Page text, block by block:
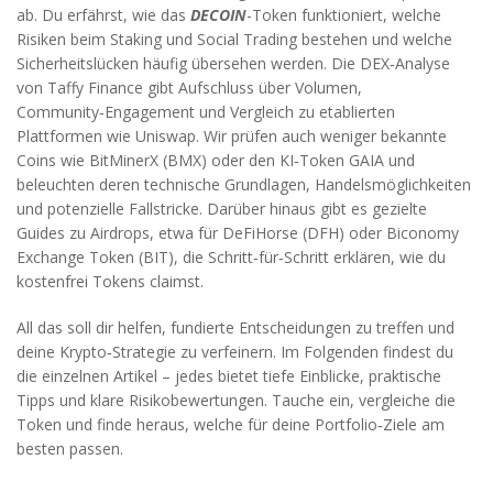
ab. Du erfährst, wie das DECOIN-Token funktioniert, welche
Risiken beim Staking und Social Trading bestehen und welche
Sicherheitslücken häufig übersehen werden. Die DEX‑Analyse
von Taffy Finance gibt Aufschluss über Volumen,
Community‑Engagement und Vergleich zu etablierten
Plattformen wie Uniswap. Wir prüfen auch weniger bekannte
Coins wie BitMinerX (BMX) oder den KI‑Token GAIA und
beleuchten deren technische Grundlagen, Handelsmöglichkeiten
und potenzielle Fallstricke. Darüber hinaus gibt es gezielte
Guides zu Airdrops, etwa für DeFiHorse (DFH) oder Biconomy
Exchange Token (BIT), die Schritt‑für‑Schritt erklären, wie du
kostenfrei Tokens claimst.
All das soll dir helfen, fundierte Entscheidungen zu treffen und
deine Krypto‑Strategie zu verfeinern. Im Folgenden findest du
die einzelnen Artikel – jedes bietet tiefe Einblicke, praktische
Tipps und klare Risikobewertungen. Tauche ein, vergleiche die
Token und finde heraus, welche für deine Portfolio‑Ziele am
besten passen.